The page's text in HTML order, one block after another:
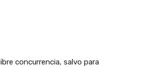
concurrencia, salvo para